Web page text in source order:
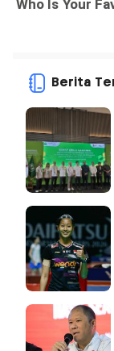
Berita